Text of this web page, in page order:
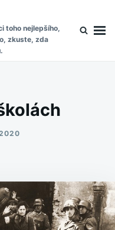
toho nejlepšího,
zkuste, zda